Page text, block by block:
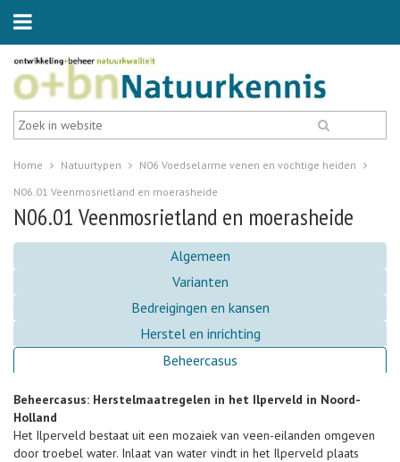
Home Natuurtypen
N06 Voedselarme venen en vochtige heiden
N06.01 Veenmosrietland en moerasheide
N06.01 Veenmosrietland en moerasheide
Algemeen
Varianten
Bedreigingen en kansen
Herstel en inrichting
Beheercasus
Beheercasus: Herstelmaatregelen in het Ilperveld in Noord-
Holland
Het Ilperveld bestaat uit een mozaiek van veen-eilanden omgeven
door troebel water. Inlaat van water vindt in het Ilperveld plaats